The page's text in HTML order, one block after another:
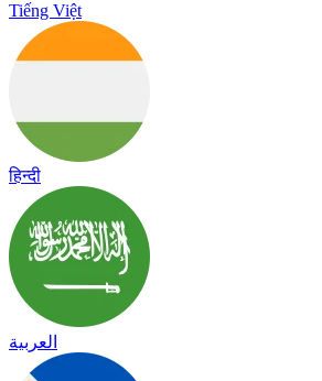
Tiếng Việt
हिन्दी
العربية